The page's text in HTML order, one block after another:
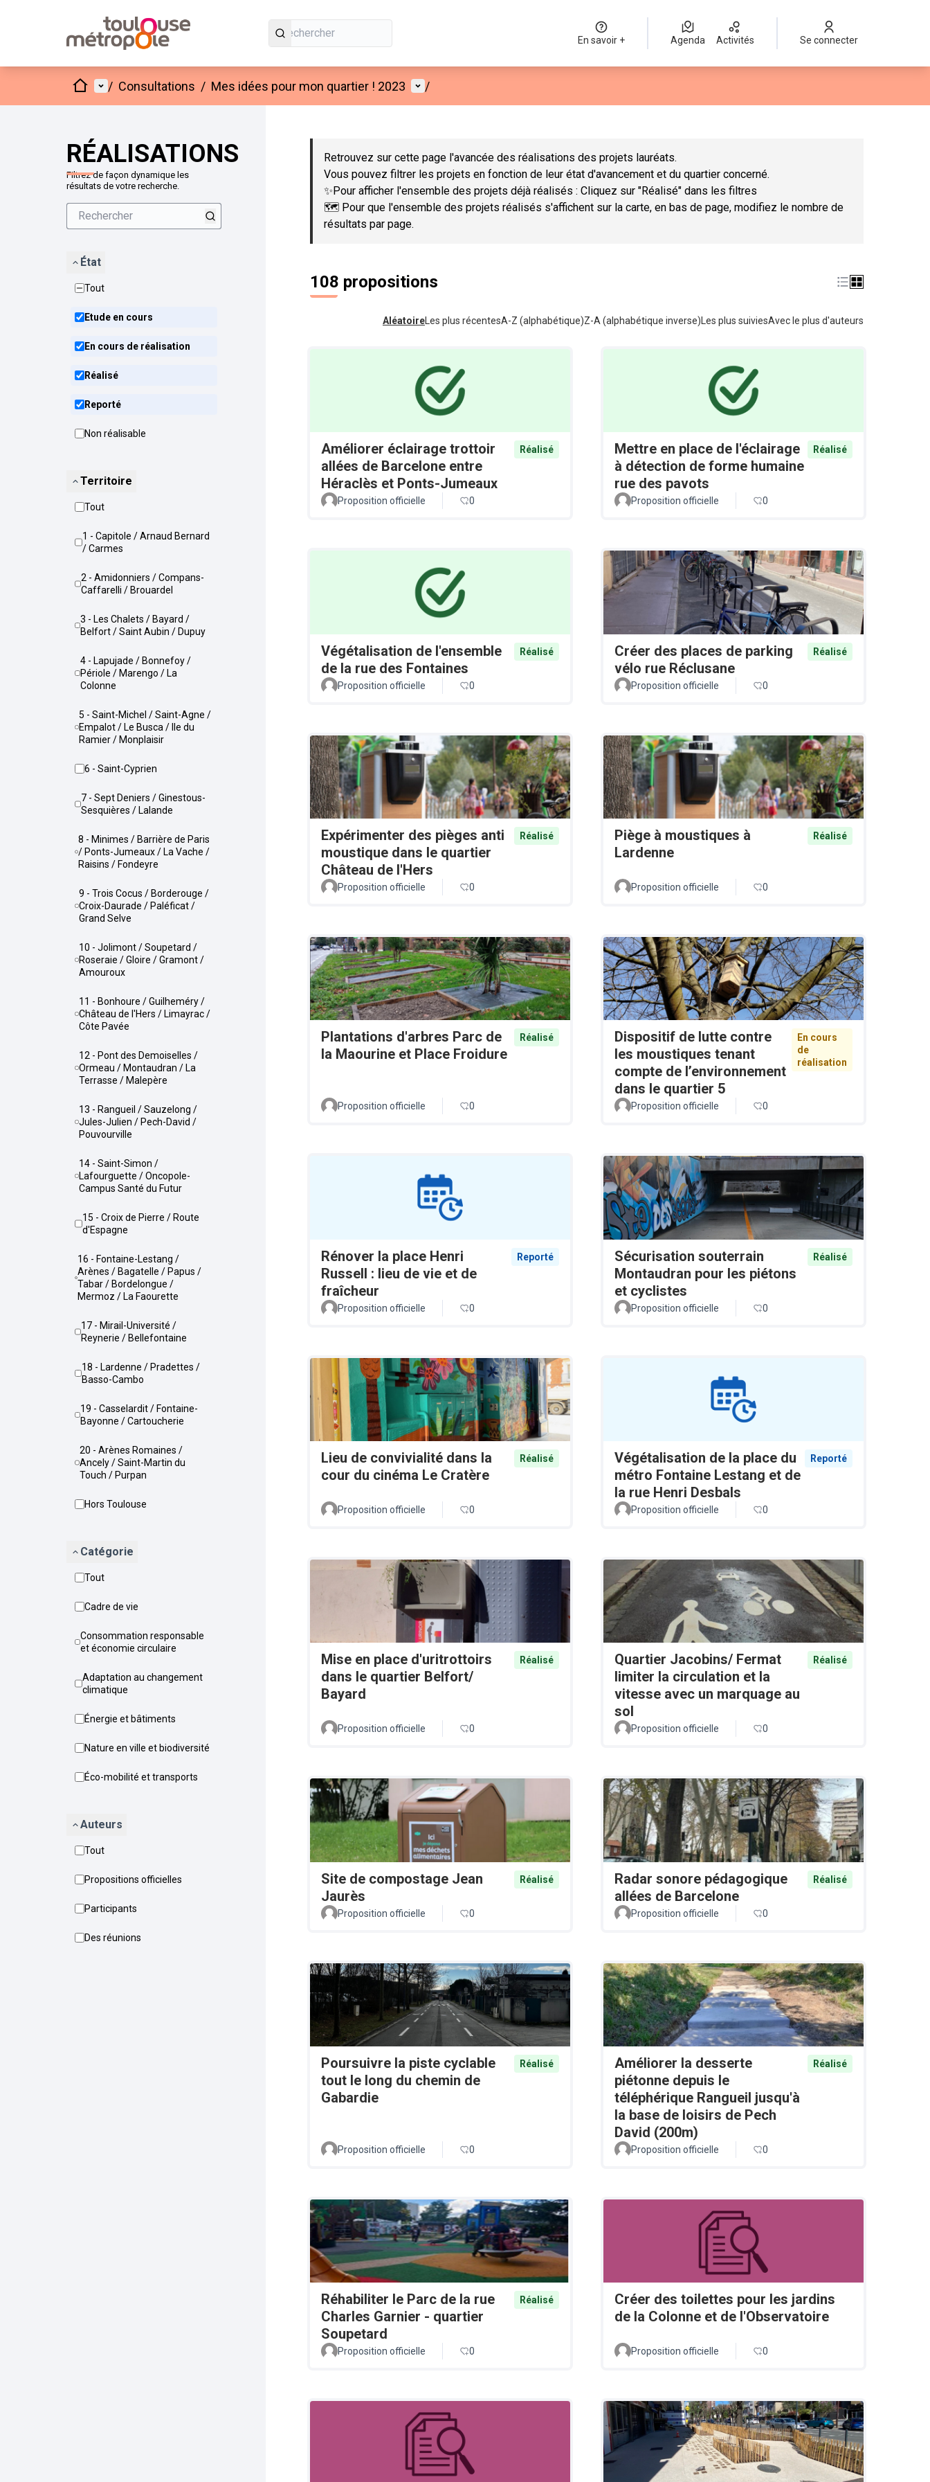
En savoir + Agenda Activités Se connecter
AccueilMenu principal
/ Consultations / Mes idées pour mon quartier ! 2023 Menu utilisateur
/
RÉALISATIONS
Filtrez de façon dynamique les
résultats de votre recherche.
État
Tout
Etude en cours
En cours de réalisation
Réalisé
Reporté
Non réalisable
Territoire
Tout
1 - Capitole / Arnaud Bernard
/ Carmes
2 - Amidonniers / Compans-
Caffarelli / Brouardel
3 - Les Chalets / Bayard /
Belfort / Saint Aubin / Dupuy
4 - Lapujade / Bonnefoy /
Périole / Marengo / La
Colonne
5 - Saint-Michel / Saint-Agne /
Empalot / Le Busca / Ile du
Ramier / Monplaisir
6 - Saint-Cyprien
7 - Sept Deniers / Ginestous-
Sesquières / Lalande
8 - Minimes / Barrière de Paris
/ Ponts-Jumeaux / La Vache /
Raisins / Fondeyre
9 - Trois Cocus / Borderouge /
Croix-Daurade / Paléficat /
Grand Selve
10 - Jolimont / Soupetard /
Roseraie / Gloire / Gramont /
Amouroux
11 - Bonhoure / Guilheméry /
Château de l'Hers / Limayrac /
Côte Pavée
12 - Pont des Demoiselles /
Ormeau / Montaudran / La
Terrasse / Malepère
13 - Rangueil / Sauzelong /
Jules-Julien / Pech-David /
Pouvourville
14 - Saint-Simon /
Lafourguette / Oncopole-
Campus Santé du Futur
15 - Croix de Pierre / Route
d'Espagne
16 - Fontaine-Lestang /
Arènes / Bagatelle / Papus /
Tabar / Bordelongue /
Mermoz / La Faourette
17 - Mirail-Université /
Reynerie / Bellefontaine
18 - Lardenne / Pradettes /
Basso-Cambo
19 - Casselardit / Fontaine-
Bayonne / Cartoucherie
20 - Arènes Romaines /
Ancely / Saint-Martin du
Touch / Purpan
Hors Toulouse
Catégorie
Tout
Cadre de vie
Consommation responsable
et économie circulaire
Adaptation au changement
climatique
Énergie et bâtiments
Nature en ville et biodiversité
Éco-mobilité et transports
Auteurs
Tout
Propositions officielles
Participants
Des réunions
Passer la carte
Retrouvez sur cette page l'avancée des réalisations des projets lauréats.
Vous pouvez filtrer les projets en fonction de leur état d'avancement et du quartier concerné.
✨Pour afficher l'ensemble des projets déjà réalisés : Cliquez sur "Réalisé" dans les filtres
🗺️ Pour que l'ensemble des projets réalisés s'affichent sur la carte, en bas de page, modifiez le nombre de
résultats par page.
108 propositions
Aléatoire Les plus récentesA-Z (alphabétique)Z-A (alphabétique inverse) Les plus suiviesAvec le plus d'auteurs
Améliorer éclairage trottoir
allées de Barcelone entre
Héraclès et Ponts-Jumeaux
Réalisé
Proposition officielle 0
Mettre en place de l'éclairage
à détection de forme humaine
rue des pavots
Réalisé
Proposition officielle 0
Végétalisation de l'ensemble
de la rue des Fontaines
Réalisé
Proposition officielle 0
Créer des places de parking
vélo rue Réclusane
Réalisé
Proposition officielle 0
Expérimenter des pièges anti
moustique dans le quartier
Château de l'Hers
Réalisé
Proposition officielle 0
Piège à moustiques à
Lardenne
Réalisé
Proposition officielle 0
Plantations d'arbres Parc de
la Maourine et Place Froidure
Réalisé
Proposition officielle 0
Dispositif de lutte contre
les moustiques tenant
compte de l’environnement
dans le quartier 5
En cours
de
réalisation
Proposition officielle 0
Rénover la place Henri
Russell : lieu de vie et de
fraîcheur
Reporté
Proposition officielle 0
Sécurisation souterrain
Montaudran pour les piétons
et cyclistes
Réalisé
Proposition officielle 0
Lieu de convivialité dans la
cour du cinéma Le Cratère
Réalisé
Proposition officielle 0
Végétalisation de la place du
métro Fontaine Lestang et de
la rue Henri Desbals
Reporté
Proposition officielle 0
Mise en place d'uritrottoirs
dans le quartier Belfort/
Bayard
Réalisé
Proposition officielle 0
Quartier Jacobins/ Fermat
limiter la circulation et la
vitesse avec un marquage au
sol
Réalisé
Proposition officielle 0
Site de compostage Jean
Jaurès
Réalisé
Proposition officielle 0
Radar sonore pédagogique
allées de Barcelone
Réalisé
Proposition officielle 0
Poursuivre la piste cyclable
tout le long du chemin de
Gabardie
Réalisé
Proposition officielle 0
Améliorer la desserte
piétonne depuis le
téléphérique Rangueil jusqu'à
la base de loisirs de Pech
David (200m)
Réalisé
Proposition officielle 0
Réhabiliter le Parc de la rue
Charles Garnier - quartier
Soupetard
Réalisé
Proposition officielle 0
Créer des toilettes pour les jardins
de la Colonne et de l'Observatoire
Proposition officielle 0